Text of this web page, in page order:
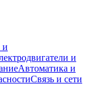
и
и
Автоматика и
Связь и сети